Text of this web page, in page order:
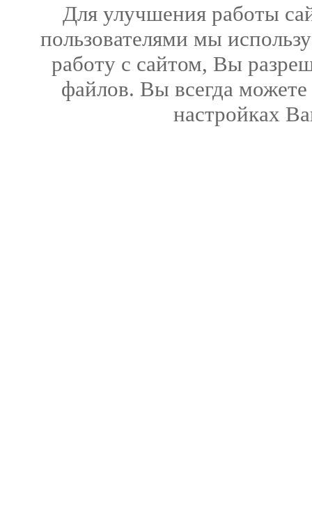
Для улучшения работы
пользователями мы
работу с сайтом, Вы
файлов. Вы всегда
настройках